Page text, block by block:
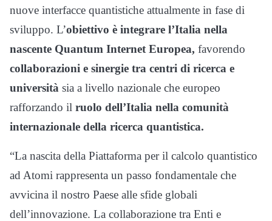
nuove interfacce quantistiche attualmente in fase di
sviluppo. L’obiettivo è integrare l’Italia nella
nascente Quantum Internet Europea, favorendo
collaborazioni e sinergie tra centri di ricerca e
università sia a livello nazionale che europeo
rafforzando il ruolo dell’Italia nella comunità
internazionale della ricerca quantistica.
“La nascita della Piattaforma per il calcolo quantistico
ad Atomi rappresenta un passo fondamentale che
avvicina il nostro Paese alle sfide globali
dell’innovazione. La collaborazione tra Enti e